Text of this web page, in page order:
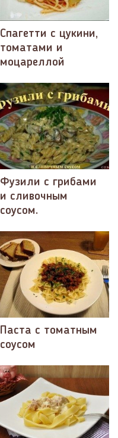
Спагетти с цукини,
томатами и
моцареллой
Фузили с грибами
и сливочным
соусом.
Паста с томатным
соусом